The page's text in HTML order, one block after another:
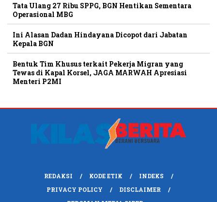
Tata Ulang 27 Ribu SPPG, BGN Hentikan Sementara
Operasional MBG
Ini Alasan Dadan Hindayana Dicopot dari Jabatan
Kepala BGN
Bentuk Tim Khusus terkait Pekerja Migran yang
Tewas di Kapal Korsel, JAGA MARWAH Apresiasi
Menteri P2MI
REDAKSI KODE ETIK
INDEKS
PRIVACY POLICY
DISCLAIMER